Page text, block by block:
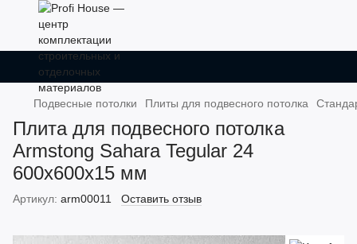
Подвесные потолки Плиты для подвесного потолка
Плита для подвесного потолка
Armstong Sahara Tegular 24
600x600x15 мм
Артикул: arm00011 Оставить отзыв